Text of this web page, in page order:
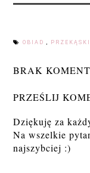
OBIAD,
BRAK
PRZEŚLIJ
Dziękuję za
Na wszelkie
najszybciej :)